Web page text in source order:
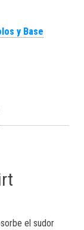
y Base
el sudor